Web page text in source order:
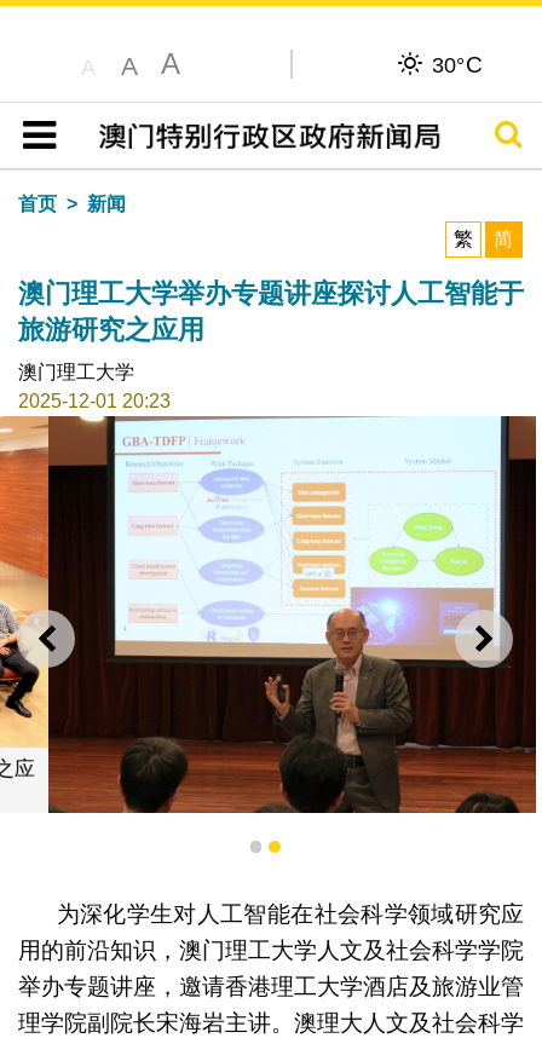
A A A 30°C
目录
搜寻
首页
新闻
繁
简
澳门理工大学举办专题讲座探讨人工智能于
旅游研究之应用
澳门理工大学
2025-12-01 20:23
上一则 下一
用
1 2
为深化学生对人工智能在社会科学领域研究应
用的前沿知识，澳门理工大学人文及社会科学学院
举办专题讲座，邀请香港理工大学酒店及旅游业管
理学院副院长宋海岩主讲。澳理大人文及社会科学